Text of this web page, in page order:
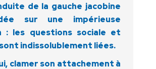
de la gauche jacobine
sur une impérieuse
: les questions sociale et
indissolublement liées.
clamer son attachement à